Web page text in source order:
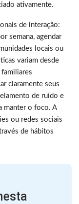
ativamente.
de interação:
semana, agendar
locais ou
variam desde
familiares
claramente seus
de ruído e
manter o foco. A
ou redes sociais
de hábitos